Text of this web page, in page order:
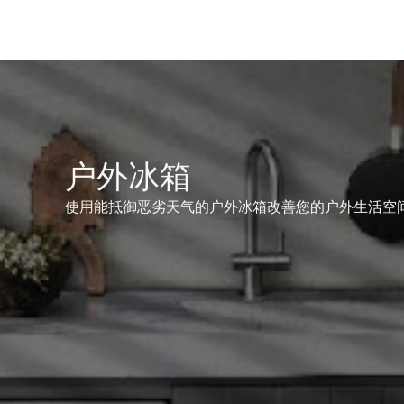
户外冰箱
使用能抵御恶劣天气的户外冰箱改善您的户外生活空